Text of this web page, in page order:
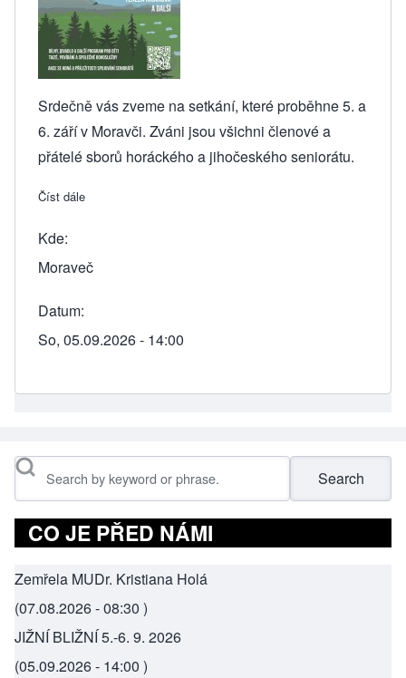
Srdečně vás zveme na setkání, které proběhne 5. a
6. září v Moravči. Zváni jsou všichni členové a
přátelé sborů horáckého a jihočeského seniorátu.
Číst dále
Kde
Moraveč
Datum
So, 05.09.2026 - 14:00
Search
CO JE PŘED NÁMI
Zemřela MUDr. Kristiana Holá
(07.08.2026 - 08:30 )
JIŽNÍ BLIŽNÍ 5.-6. 9. 2026
(05.09.2026 - 14:00 )